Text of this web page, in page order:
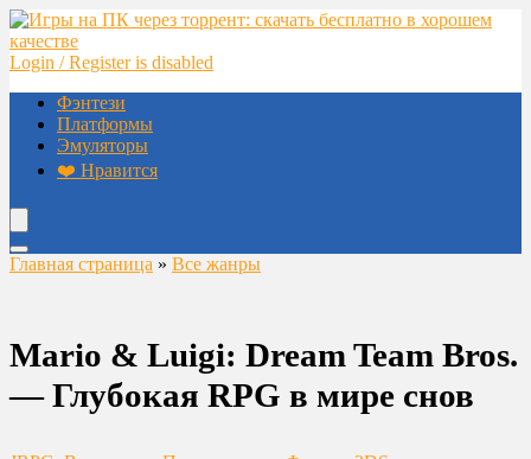
Login / Register is disabled
Фэнтези
Платформы
Эмуляторы
❤️ Нравится
Главная страница » Все жанры
Mario & Luigi: Dream Team Bros.
— Глубокая RPG в мире снов